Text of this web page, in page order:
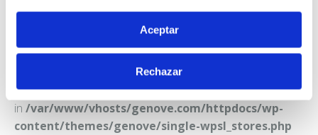
Aceptar
Rechazar
Warning: Undefined variable $default_sidebar_position
in /var/www/vhosts/genove.com/httpdocs/wp-
content/themes/genove/single-wpsl_stores.php